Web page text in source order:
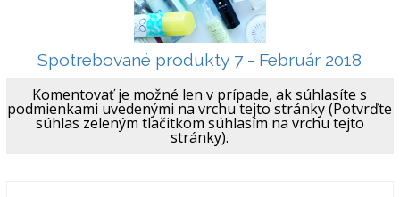
Spotrebované produkty 7 - Február 2018
Komentovať je možné len v prípade, ak súhlasíte s
podmienkami uvedenými na vrchu tejto stránky (Potvrďte
súhlas zeleným tlačitkom súhlasím na vrchu tejto
stránky).